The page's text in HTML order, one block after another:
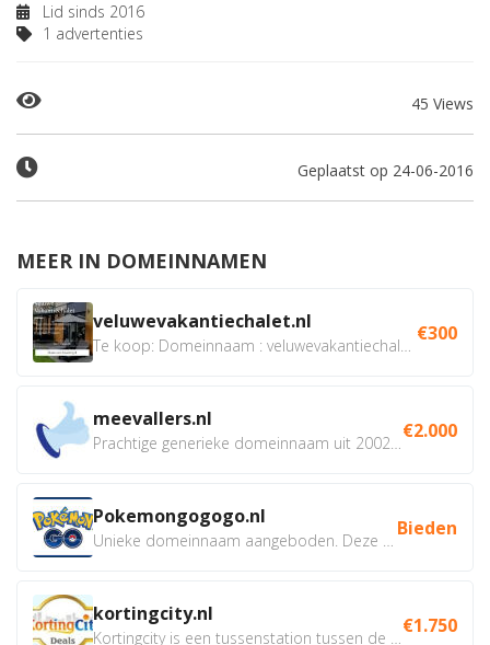
Lid sinds 2016
1 advertenties
45 Views
Geplaatst op 24-06-2016
MEER IN DOMEINNAMEN
veluwevakantiechalet.nl €300
meevallers.nl €2.000
Pokemongogogo.nl Bieden
kortingcity.nl €1.750